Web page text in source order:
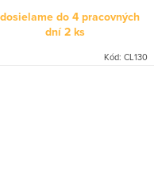
do 4 pracovných
dní2 ks
Kód: CL130